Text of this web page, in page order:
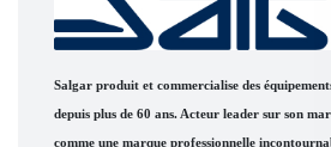
Salgar produit et commercialise des
depuis plus de 60 ans. Acteur leader sur son
comme une marque professionnelle